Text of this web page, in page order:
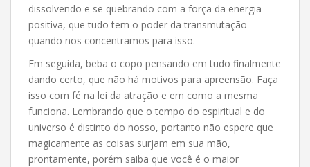
dissolvendo e se quebrando com a força da energia
positiva, que tudo tem o poder da transmutação
quando nos concentramos para isso.
Em seguida, beba o copo pensando em tudo finalmente
dando certo, que não há motivos para apreensão. Faça
isso com fé na lei da atração e em como a mesma
funciona. Lembrando que o tempo do espiritual e do
universo é distinto do nosso, portanto não espere que
magicamente as coisas surjam em sua mão,
prontamente, porém saiba que você é o maior